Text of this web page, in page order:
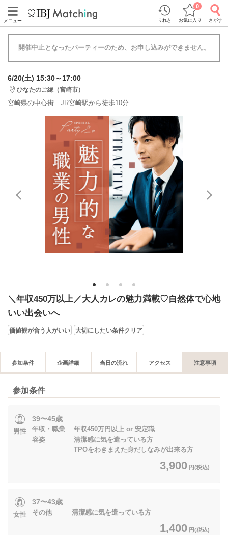
メニュー りれき お気に入り
0
さがす
開催中止となったパーティーのため、お申し込みができません。
6/20(土) 15:30～17:00
ひなたのご縁（宮崎市）
宮崎県の中心街 JR宮崎駅から徒歩10分
1 2 3 4
＼年収450万以上／大人カレの魅力満載♡自然体で心地
いい出会いへ
価値観が合う人がいい 大切にしたい条件クリア
参加条件 企画詳細 当日の流れ アクセス 注意事項
参加条件
男性
39〜45歳
年収・職業 年収450万円以上 or 安定職
容姿 清潔感に気を遣っている方
TPOをわきまえた身だしなみが出来る方
3,900 円(税込)
女性
37〜43歳
その他 清潔感に気を遣っている方
1,400 円(税込)